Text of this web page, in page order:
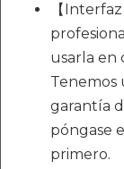
【
usarla en
Tenemos
garantía
póngase
primero.